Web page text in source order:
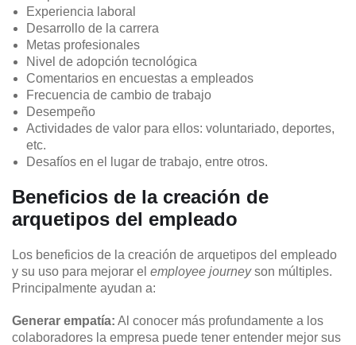
Experiencia laboral
Desarrollo de la carrera
Metas profesionales
Nivel de adopción tecnológica
Comentarios en encuestas a empleados
Frecuencia de cambio de trabajo
Desempeño
Actividades de valor para ellos: voluntariado, deportes,
etc.
Desafíos en el lugar de trabajo, entre otros.
Beneficios de la creación de
arquetipos del empleado
Los beneficios de la creación de arquetipos del empleado
y su uso para mejorar el employee journeyson múltiples.
Principalmente ayudan a:
Generar empatía: Al conocer más profundamente a los
colaboradores la empresa puede tener entender mejor sus